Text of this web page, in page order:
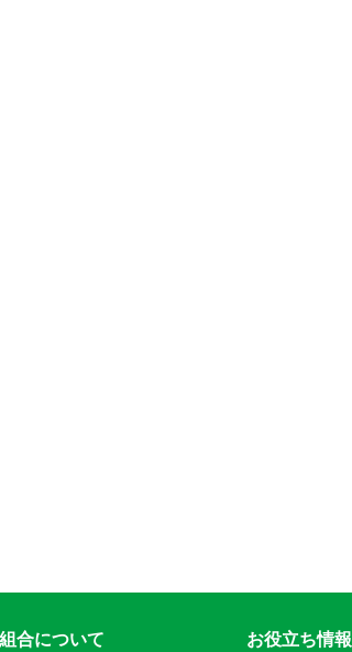
合について お役立ち情報